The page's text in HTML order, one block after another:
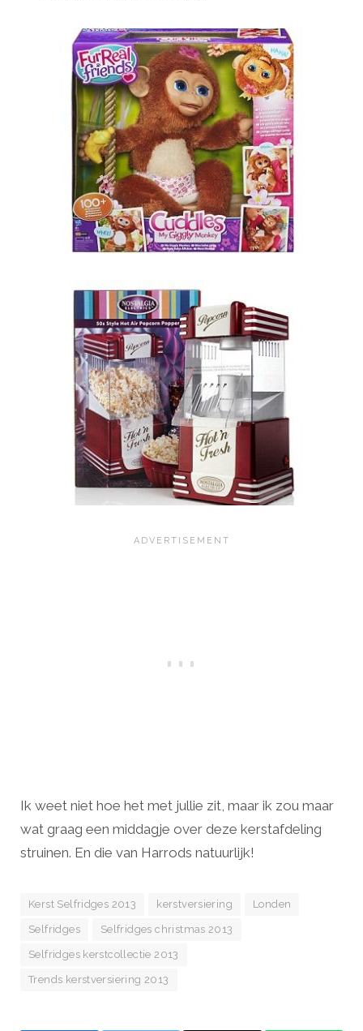
Ik weet niet hoe het met jullie zit, maar ik zou maar
wat graag een middagje over deze kerstafdeling
struinen. En die van Harrods natuurlijk!
Kerst Selfridges 2013 kerstversiering Londen
Selfridges Selfridges christmas 2013
Selfridges kerstcollectie 2013
Trends kerstversiering 2013